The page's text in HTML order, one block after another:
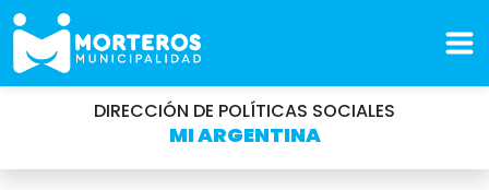
DIRECCIÓN DE POLÍTICAS SOCIALES
MI ARGENTINA